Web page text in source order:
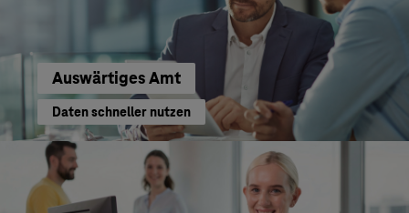
Auswärtiges Amt
Daten schneller nutzen